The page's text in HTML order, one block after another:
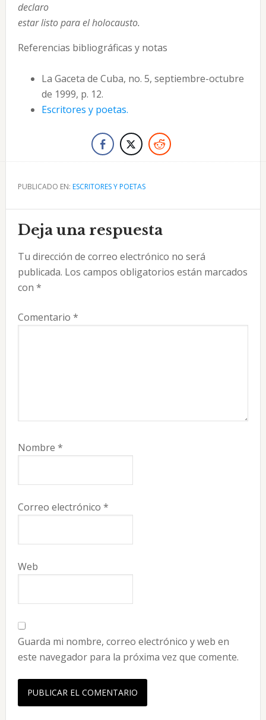
declaro
estar listo para el holocausto.
Referencias bibliográficas y notas
La Gaceta de Cuba, no. 5, septiembre-octubre
de 1999, p. 12.
Escritores y poetas.
PUBLICADO EN: ESCRITORES Y POETAS
Interacciones
con
los
lectores
Deja una respuesta
Tu dirección de correo electrónico no será
publicada. Los campos obligatorios están marcados
con *
Comentario *
Nombre *
Correo electrónico *
Web
Guarda mi nombre, correo electrónico y web en
este navegador para la próxima vez que comente.